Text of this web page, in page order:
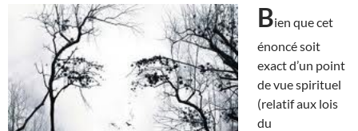
Bien que cet
énoncé soit
exact d’un point
de vue spirituel
(relatif aux lois
du